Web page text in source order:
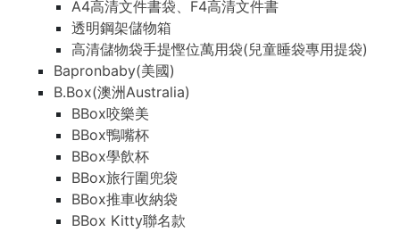
A4高清文件書袋、F4高清文件書
透明鋼架儲物箱
高清儲物袋手提慳位萬用袋(兒童睡袋專用提袋)
Bapronbaby(美國)
B.Box(澳洲Australia)
BBox咬樂美
BBox鴨嘴杯
BBox學飲杯
BBox旅行圍兜袋
BBox推車收納袋
BBox Kitty聯名款